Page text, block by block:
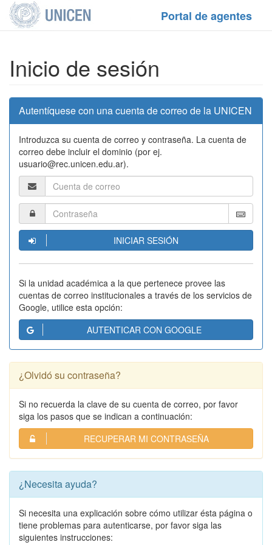
Portal de agentes
Inicio de sesión
Autentíquese con una cuenta de correo de la UNICEN
Introduzca su cuenta de correo y contraseña. La cuenta de
correo debe incluir el dominio (por ej.
usuario@rec.unicen.edu.ar).
INICIAR SESIÓN
Si la unidad académica a la que pertenece provee las
cuentas de correo institucionales a través de los servicios de
Google, utilice esta opción:
AUTENTICAR CON GOOGLE
¿Olvidó su contraseña?
Si no recuerda la clave de su cuenta de correo, por favor
siga los pasos que se indican a continuación:
RECUPERAR MI CONTRASEÑA
¿Necesita ayuda?
Si necesita una explicación sobre cómo utilizar ésta página o
tiene problemas para autenticarse, por favor siga las
siguientes instrucciones: